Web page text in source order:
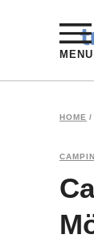
MENU
HOME /